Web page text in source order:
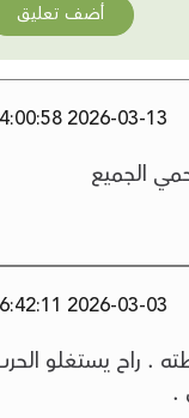
أضف تعليق
2026-03-13 14:00:58
الجميع
2026-03-03 06:42:11
. راح يستغلو
.